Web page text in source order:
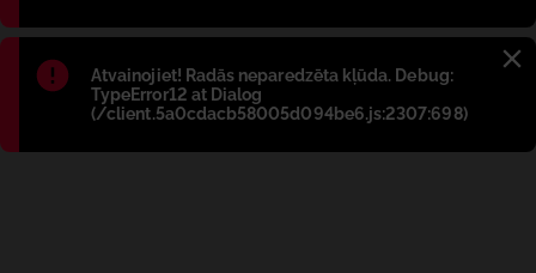
Błąd:
Atvainojiet! Radās neparedzēta kļūda. Debug:
TypeError12 at Dialog
(/client.5a0cdacb58005d094be6.js:2307:698)